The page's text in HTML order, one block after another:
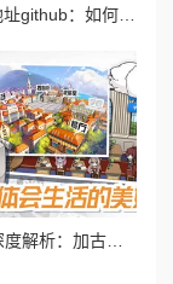
2024回家地址github：如何使用github进行高效的代码管理与协作开发技巧详解
战舰少女r深度解析：加古图鉴全攻略及高效建造公式揭秘